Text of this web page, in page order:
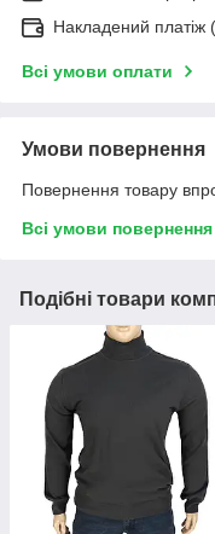
Накладений платіж
Всі умови оплати
Умови повернення
Повернення товару
Всі умови повернення
Подібні товари